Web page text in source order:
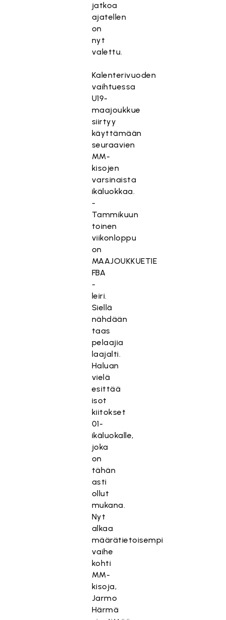
jatkoa
ajatellen
on
nyt
valettu.
Kalenterivuoden
vaihtuessa
U19-
maajoukkue
siirtyy
käyttämään
seuraavien
MM-
kisojen
varsinaista
ikäluokkaa.
-
Tammikuun
toinen
viikonloppu
on
MAAJOUKKUETIE
FBA
-
leiri.
Siellä
nähdään
taas
pelaajia
laajalti.
Haluan
vielä
esittää
isot
kiitokset
01-
ikäluokalle,
joka
on
tähän
asti
ollut
mukana.
Nyt
alkaa
määrätietoisempi
vaihe
kohti
MM-
kisoja,
Jarmo
Härmä